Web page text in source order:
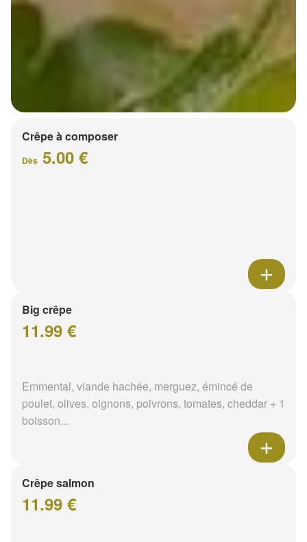
Crêpe à composer
Dès 5.00 €
Big crêpe
11.99 €
Emmental, viande hachée, merguez, émincé de
poulet, olives, oignons, poivrons, tomates, cheddar + 1
boisson...
Crêpe salmon
11.99 €